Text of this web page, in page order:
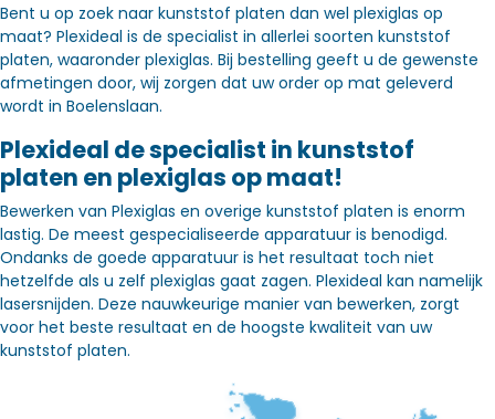
Bent u op zoek naar kunststof platen dan wel plexiglas op
maat? Plexideal is de specialist in allerlei soorten kunststof
platen, waaronder plexiglas. Bij bestelling geeft u de gewenste
afmetingen door, wij zorgen dat uw order op mat geleverd
wordt in Boelenslaan.
Plexideal de specialist in kunststof
platen en plexiglas op maat!
Bewerken van Plexiglas en overige kunststof platen is enorm
lastig. De meest gespecialiseerde apparatuur is benodigd.
Ondanks de goede apparatuur is het resultaat toch niet
hetzelfde als u zelf plexiglas gaat zagen. Plexideal kan namelijk
lasersnijden. Deze nauwkeurige manier van bewerken, zorgt
voor het beste resultaat en de hoogste kwaliteit van uw
kunststof platen.